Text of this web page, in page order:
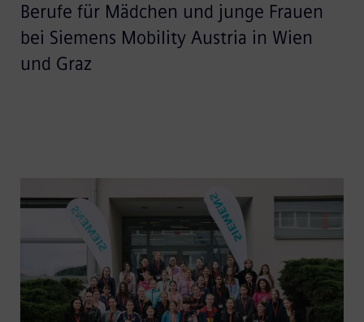
Berufe für Mädchen und junge Frauen
bei Siemens Mobility Austria in Wien
und Graz